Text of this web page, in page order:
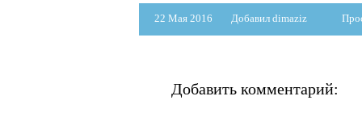
22 Мая 2016 Добавил dimaziz
Добавить комментарий: